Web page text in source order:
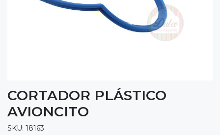
CORTADOR PLÁSTICO
AVIONCITO
SKU: 18163